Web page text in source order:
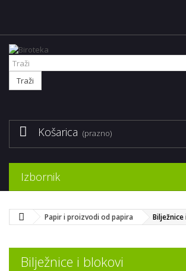
Traži
Košarica (prazno)
Izbornik
Papir i proizvodi od papira
Bilježnice i blokovi